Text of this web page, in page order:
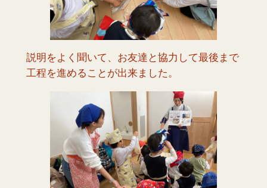
説明をよく聞いて、お友達と協力して最後まで
工程を進めることが出来ました。